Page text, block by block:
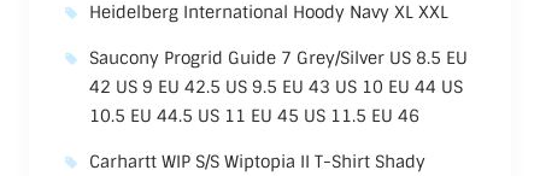
Heidelberg International Hoody Navy XL XXL
Saucony Progrid Guide 7 Grey/Silver US 8.5 EU
42 US 9 EU 42.5 US 9.5 EU 43 US 10 EU 44 US
10.5 EU 44.5 US 11 EU 45 US 11.5 EU 46
Carhartt WIP S/S Wiptopia II T-Shirt Shady